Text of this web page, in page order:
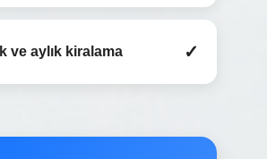
ve aylık kiralama ✓